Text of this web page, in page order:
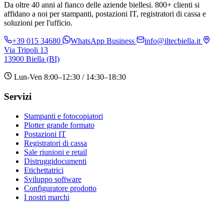
Da oltre 40 anni al fianco delle aziende biellesi. 800+ clienti si
affidano a noi per stampanti, postazioni IT, registratori di cassa e
soluzioni per l'ufficio.
+39 015 34680 WhatsApp Business
info@iltecbiella.it
Via Tripoli 13
13900 Biella (BI)
Lun-Ven 8:00–12:30 / 14:30–18:30
Servizi
Stampanti e fotocopiatori
Plotter grande formato
Postazioni IT
Registratori di cassa
Sale riunioni e retail
Distruggidocumenti
Etichettatrici
Sviluppo software
Configuratore prodotto
I nostri marchi